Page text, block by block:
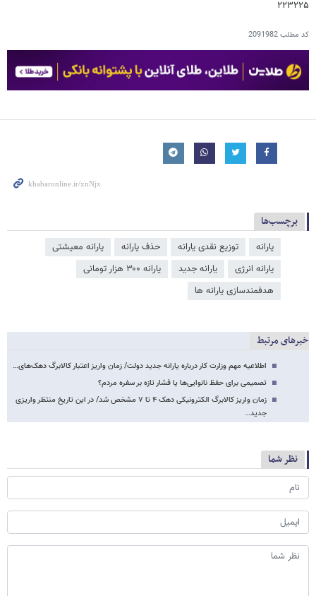
۲۲۳۲۲۵
کد مطلب2091982
برچسب‌ها
یارانه توزیع نقدی یارانه حذف یارانه
یارانه معیشتی
یارانه انرژی
یارانه جدید
یارانه ۳۰۰ هزار تومانی
هدفمندسازی یارانه ​‌ها
خبرهای مرتبط
اطلاعیه مهم وزارت کار درباره یارانه جدید دولت/ زمان واریز اعتبار کالابرگ دهک‌های…
تصمیمی برای حفظ نانوایی‌ها یا فشار تازه بر سفره مردم؟
زمان واریز کالابرگ الکترونیکی دهک ۴ تا ۷ مشخص شد/ در این تاریخ منتظر واریزی
جدید…
نظر شما